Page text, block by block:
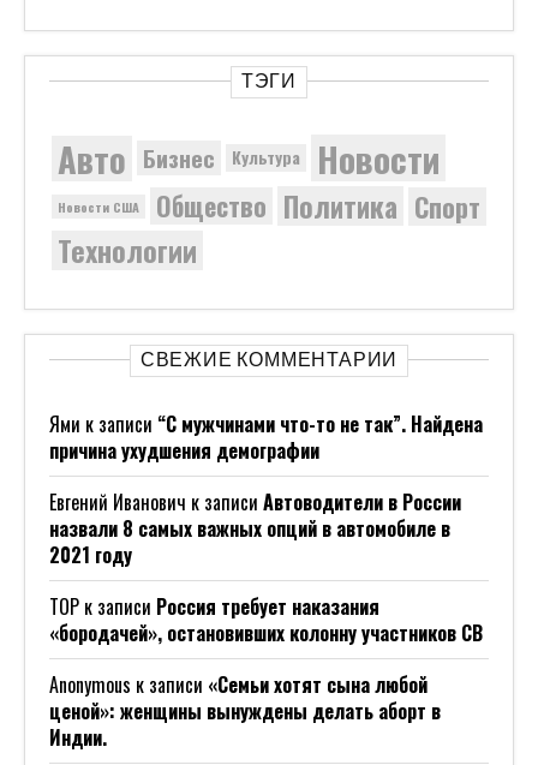
ТЭГИ
Авто Бизнес Культура Новости
Новости США Общество Политика Спорт
Технологии
СВЕЖИЕ КОММЕНТАРИИ
Ями к записи “С мужчинами что-то не так”. Найдена
причина ухудшения демографии
Евгений Иванович к записи Автоводители в России
назвали 8 самых важных опций в автомобиле в
2021 году
ТОР к записи Россия требует наказания
«бородачей», остановивших колонну участников СВ
Anonymous к записи «Семьи хотят сына любой
ценой»: женщины вынуждены делать аборт в
Индии.